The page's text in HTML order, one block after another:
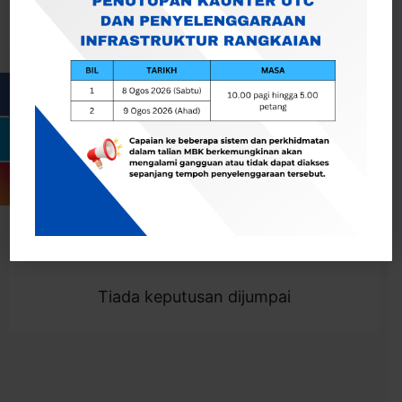
Togol Penapis
Showing 0 result
Tiada keputusan dijumpai